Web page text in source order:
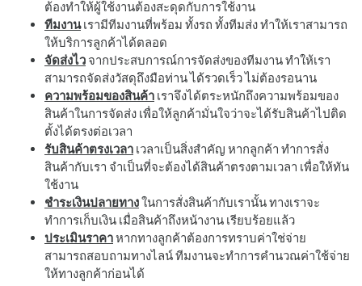
ต้องทำให้ผู้ใช้งานต้องสะดุดกับการใช้งาน
ทีมงานเรามีทีมงานที่พร้อม ทั้งรถ ทั้งทีมส่ง ทำให้เราสามารถ
ให้บริการลูกค้าได้ตลอด
จัดส่งไว จากประสบการณ์การจัดส่งของทีมงาน ทำให้เรา
สามารถจัดส่งวัสดุถึงมือท่าน ได้รวดเร็ว ไม่ต้องรอนาน
ความพร้อมของสินค้า เราจึงได้ตระหนักถึงความพร้อมของ
สินค้าในการจัดส่ง เพื่อให้ลูกค้ามั่นใจว่าจะได้รับสินค้าไปติด
ตั้งได้ตรงต่อเวลา
รับสินค้าตรงเวลา เวลาเป็นสิ่งสำคัญ หากลูกค้า ทำการสั่ง
สินค้ากับเรา จำเป็นที่จะต้องได้สินค้าตรงตามเวลา เพื่อให้ทัน
ใช้งาน
ชำระเงินปลายทางในการสั่งสินค้ากับเรานั้น ทางเราจะ
ทำการเก็บเงิน เมื่อสินค้าถึงหน้างาน เรียบร้อยแล้ว
ประเมินราคาหากทางลูกค้าต้องการทราบค่าใช่จ่าย
สามารถสอบถามทางไลน์ ทีมงานจะทำการคำนวณค่าใช้จ่าย
ให้ทางลูกค้าก่อนได้